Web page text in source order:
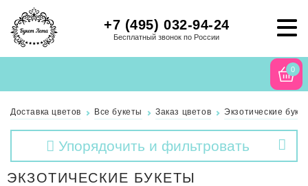
+7 (495) 032-94-24
Бесплатный звонок по России
0
Доставка цветов Все букеты Заказ цветов Экзотические
Упорядочить и фильтровать
ЭКЗОТИЧЕСКИЕ БУКЕТЫ